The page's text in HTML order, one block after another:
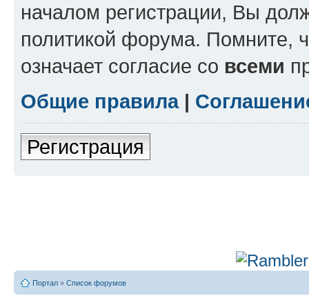
началом регистрации, Вы
политикой форума. Помните,
означает согласие со всеми
Общие правила|
Регистрация
Портал » Список форумов